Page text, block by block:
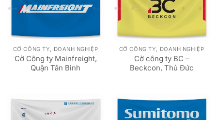
CỜ CÔNG TY, DOANH NGHIỆP
Cờ Công ty Mainfreight,
Quận Tân Bình
CỜ CÔNG TY, DOANH NGHIỆP
Cờ công ty BC –
Beckcon, Thủ Đức